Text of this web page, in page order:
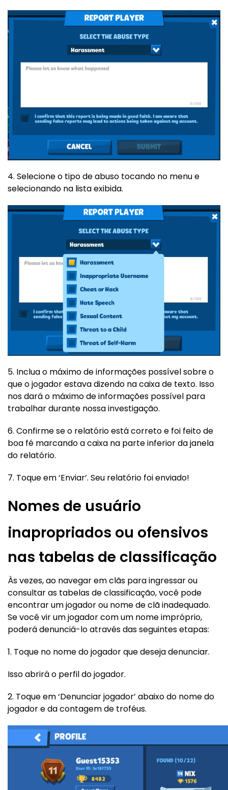
4. Selecione o tipo de abuso tocando no menu e
selecionando na lista exibida.
5. Inclua o máximo de informações possível sobre o
que o jogador estava dizendo na caixa de texto. Isso
nos dará o máximo de informações possível para
trabalhar durante nossa investigação.
6. Confirme se o relatório está correto e foi feito de
boa fé marcando a caixa na parte inferior da janela
do relatório.
7. Toque em ‘Enviar’. Seu relatório foi enviado!
Nomes de usuário
inapropriados ou ofensivos
nas tabelas de classificação
Às vezes, ao navegar em clãs para ingressar ou
consultar as tabelas de classificação, você pode
encontrar um jogador ou nome de clã inadequado.
Se você vir um jogador com um nome impróprio,
poderá denunciá-lo através das seguintes etapas:
1. Toque no nome do jogador que deseja denunciar.
Isso abrirá o perfil do jogador.
2. Toque em ‘Denunciar jogador’ abaixo do nome do
jogador e da contagem de troféus.